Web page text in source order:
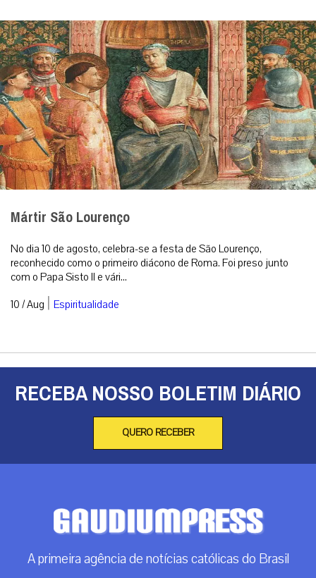
Mártir São Lourenço
No dia 10 de agosto, celebra-se a festa de São Lourenço,
reconhecido como o primeiro diácono de Roma. Foi preso junto
com o Papa Sisto II e vári...
10 / Aug | Espiritualidade
RECEBA NOSSO BOLETIM DIÁRIO
QUERO RECEBER
A primeira agência de notícias católicas do Brasil